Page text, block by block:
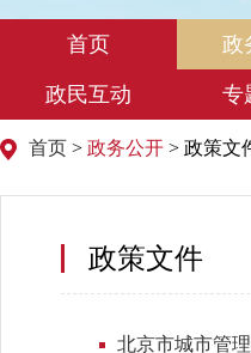
首页 政
政民互动 专
首页 > 政务公开 > 政策文
政策文件
北京市城市管